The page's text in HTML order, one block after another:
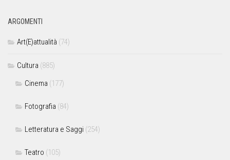
ARGOMENTI
Art(E)attualità (74)
Cultura (885)
Cinema (177)
Fotografia (84)
Letteratura e Saggi (254)
Teatro (105)